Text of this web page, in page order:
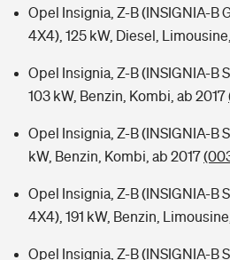
Opel Insignia, Z-B (INSIGNIA-B
4X4), 125 kW, Diesel,
Opel Insignia, Z-B (INSIGNIA-B
103 kW, Benzin, Kombi, ab 2017
Opel Insignia, Z-B (INSIGNIA-B
kW, Benzin, Kombi, ab 2017
Opel Insignia, Z-B (INSIGNIA-B
4X4), 191 kW, Benzin,
Opel Insignia, Z-B (INSIGNIA-B